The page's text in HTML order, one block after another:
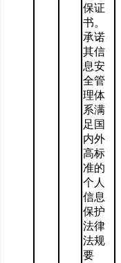
保证
书。
承诺
其信
息安
全管
理体
系满
足国
内外
高标
准的
个人
信息
保护
法律
法规
要